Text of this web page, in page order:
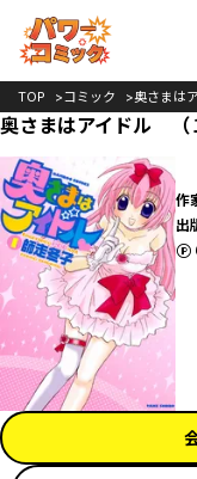
TOP コミック 奥さまは
奥さまはアイドル （
作
出
ポイント